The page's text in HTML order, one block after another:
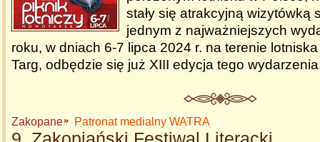
stały się atrakcyjną wizytówką
jednym z najważniejszych
roku, w dniach 6-7 lipca 2024 r. na terenie
Targ, odbędzie się już XIII edycja tego
Zakopane Patronat medialny WATRA